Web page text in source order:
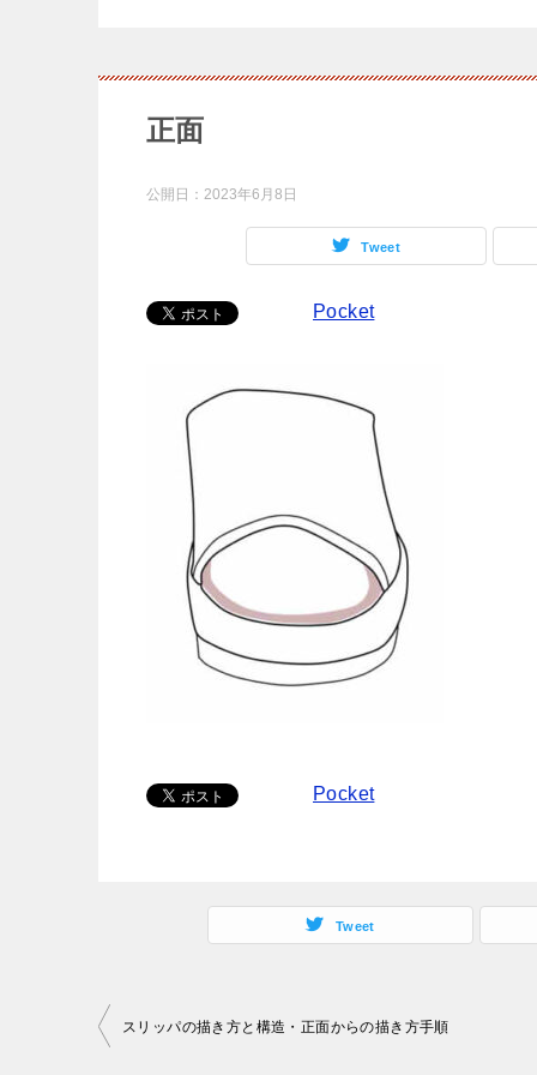
正面
公開日： 2023年6月8日
Tweet
Pocket
Pocket
Tweet
投
スリッパの描き方と構造・正面からの描き方手順